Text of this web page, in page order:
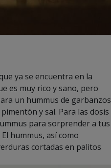
ya se encuentra en la
es muy rico y sano, pero
un hummus de garbanzos
y sal. Para las dosis
para sorprender a tus
El hummus, así como
cortadas en palitos